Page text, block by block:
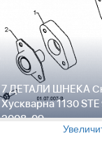
7 ДЕТАЛИ ШНЕКА
Хускварна 1130
2008-09